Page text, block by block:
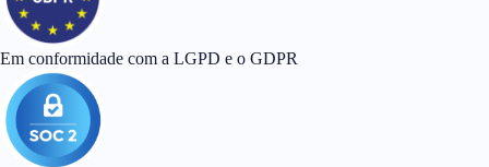
Em conformidade com a LGPD e o GDPR